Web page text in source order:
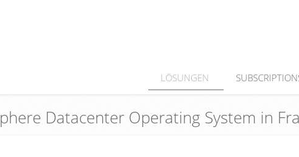
LÖSUNGEN
Datacenter Operating System in